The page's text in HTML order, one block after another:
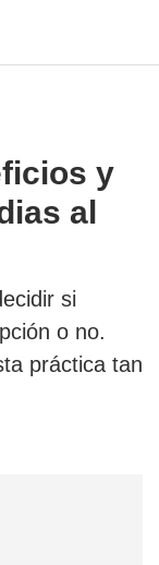
y
al
si
o no.
práctica tan